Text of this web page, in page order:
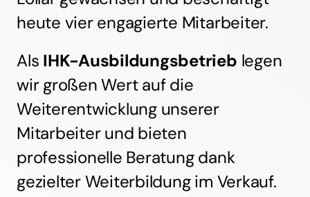
AlsIHK-Ausbildungsbetrieblegen
wir großen Wert auf die
Weiterentwicklung unserer
Mitarbeiter und bieten
professionelle Beratung dank
gezielter Weiterbildung im Verkauf.
Wir garantieren unseren Kunden